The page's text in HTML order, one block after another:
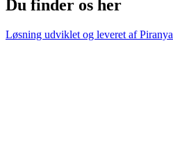
Du finder os her
Løsning udviklet og leveret afPiranya